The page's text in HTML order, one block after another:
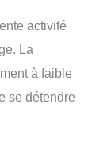
activité
La
à faible
se détendre